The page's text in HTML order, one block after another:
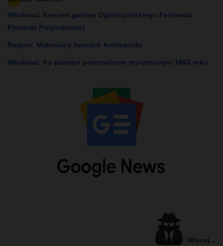
Włodawa: Koncert galowy Ogólnopolskiego Festiwalu
Piosenki Przyrodniczej
Region: Materialny świadek holokaustu
Włodawa: Ku pamięci powstańcom styczniowym 1863 roku
Więcej...